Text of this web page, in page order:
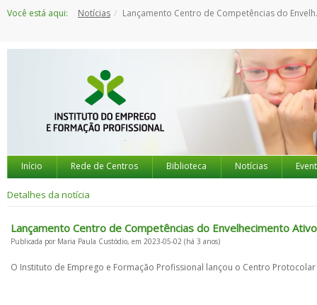
paraVocê está aqui: Notícias Lançamento Centro de Competências do Envelhecimento Ativo
Início Rede de Centros Biblioteca Notícias
Detalhes da notícia
Lançamento Centro de Competências do Envelhecimento Ativo
Publicada por Maria Paula Custódio, em 2023-05-02 (há 3 anos)
O Instituto de Emprego e Formação Profissional lançou o Centro